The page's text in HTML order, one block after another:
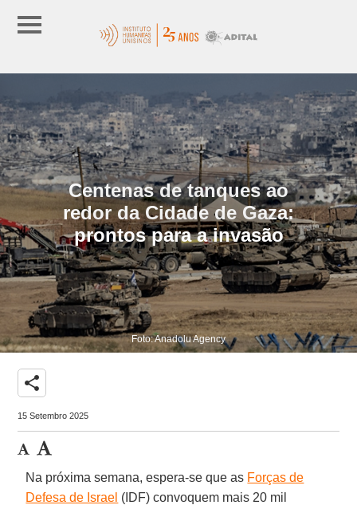
Centenas de tanques ao
redor da Cidade de Gaza:
prontos para a invasão
Foto: Anadolu Agency
share
15 Setembro 2025
Na próxima semana, espera-se que as Forças de
Defesa de Israel (IDF) convoquem mais 20 mil